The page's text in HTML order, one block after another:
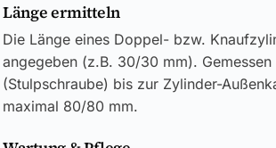
Länge ermitteln
Die Länge eines Doppel- bzw.
angegeben (z.B. 30/30 mm).
(Stulpschraube) bis zur Zylinder-
maximal 80/80 mm.